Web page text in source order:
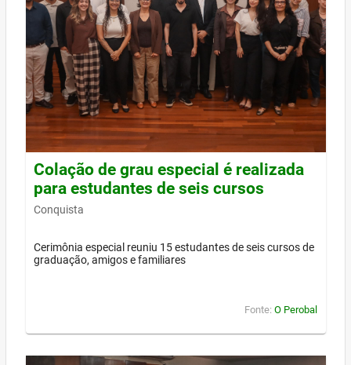
Colação de grau especial é realizada
para estudantes de seis cursos
Conquista
Cerimônia especial reuniu 15 estudantes de seis cursos de
graduação, amigos e familiares
Fonte: O Perobal